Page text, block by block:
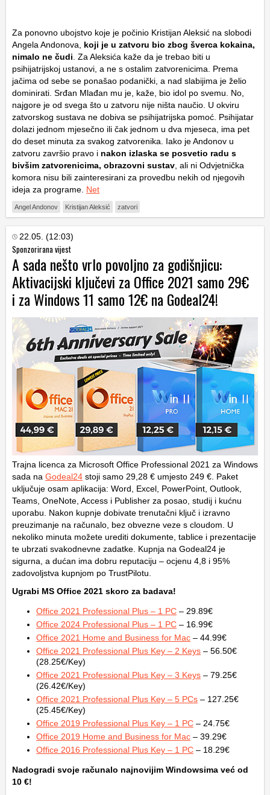
Za ponovno ubojstvo koje je počinio Kristijan Aleksić na slobodi
Angela Andonova, koji je u zatvoru bio zbog šverca kokaina,
nimalo ne čudi . Za Aleksića kaže da je trebao biti u
psihijatrijskoj ustanovi, a ne s ostalim zatvorenicima. Prema
jačima od sebe se ponašao podanički, a nad slabijima je želio
dominirati. Srđan Mlađan mu je, kaže, bio idol po svemu. No,
najgore je od svega što u zatvoru nije ništa naučio. U okviru
zatvorskog sustava ne dobiva se psihijatrijska pomoć. Psihijatar
dolazi jednom mjesečno ili čak jednom u dva mjeseca, ima pet
do deset minuta za svakog zatvorenika. Iako je Andonov u
zatvoru završio pravo i nakon izlaska se posvetio radu s
bivšim zatvorenicima, obrazovni sustav , ali ni Odvjetnička
komora nisu bili zainteresirani za provedbu nekih od njegovih
ideja za programe. Net
Angel Andonov Kristijan Aleksić zatvori
22.05. (12:03)
Sponzorirana vijest
A sada nešto vrlo povoljno za godišnjicu:
Aktivacijski ključevi za Office 2021 samo 29€
i za Windows 11 samo 12€ na Godeal24!
Trajna licenca za Microsoft Office Professional 2021 za Windows
sada na Godeal24 stoji samo 29,28 € umjesto 249 €. Paket
uključuje osam aplikacija: Word, Excel, PowerPoint, Outlook,
Teams, OneNote, Access i Publisher za posao, studij i kućnu
uporabu. Nakon kupnje dobivate trenutačni ključ i izravno
preuzimanje na računalo, bez obvezne veze s cloudom. U
nekoliko minuta možete urediti dokumente, tablice i prezentacije
te ubrzati svakodnevne zadatke. Kupnja na Godeal24 je
sigurna, a dućan ima dobru reputaciju – ocjenu 4,8 i 95%
zadovoljstva kupnjom po TrustPilotu.
Ugrabi MS Office 2021 skoro za badava!
Office 2021 Professional Plus – 1 PC – 29.89€
Office 2024 Professional Plus – 1 PC – 16.99€
Office 2021 Home and Business for Mac – 44.99€
Office 2021 Professional Plus Key – 2 Keys – 56.50€
(28.25€/Key)
Office 2021 Professional Plus Key – 3 Keys – 79.25€
(26.42€/Key)
Office 2021 Professional Plus Key – 5 PCs – 127.25€
(25.45€/Key)
Office 2019 Professional Plus Key – 1 PC – 24.75€
Office 2019 Home and Business for Mac – 39.29€
Office 2016 Professional Plus Key – 1 PC – 18.29€
Nadogradi svoje računalo najnovijim Windowsima već od
10 €!